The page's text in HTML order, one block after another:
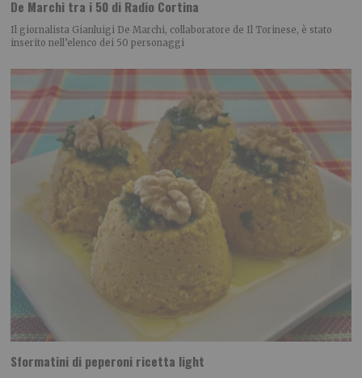
De Marchi tra i 50 di Radio Cortina
Il giornalista Gianluigi De Marchi, collaboratore de Il Torinese, è stato
inserito nell’elenco dei 50 personaggi
Sformatini di peperoni ricetta light